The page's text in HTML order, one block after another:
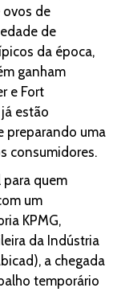
ovos de
de
da época,
ganham
e Fort
estão
preparando uma
consumidores.
para quem
um
KPMG,
da Indústria
a chegada
temporário